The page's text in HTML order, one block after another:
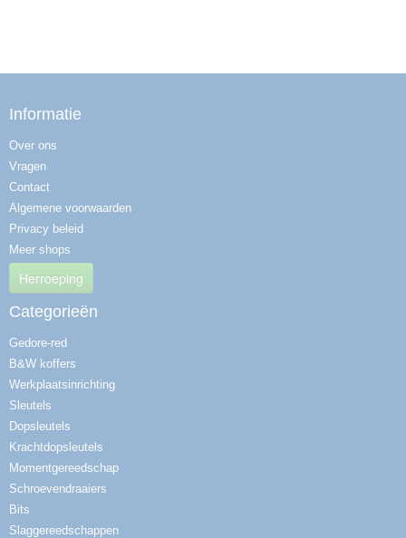
Informatie
Over ons
Vragen
Contact
Algemene voorwaarden
Privacy beleid
Meer shops
Herroeping
Categorieën
Gedore-red
B&W koffers
Werkplaatsinrichting
Sleutels
Dopsleutels
Krachtdopsleutels
Momentgereedschap
Schroevendraaiers
Bits
Slaggereedschappen